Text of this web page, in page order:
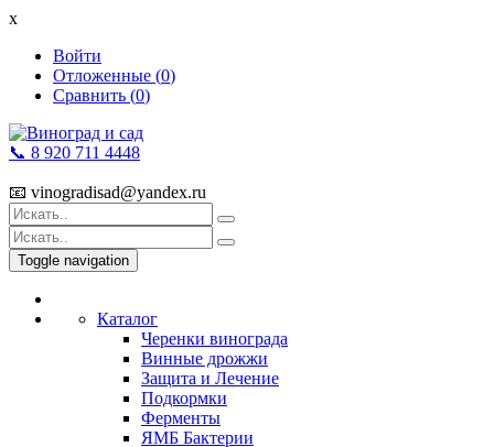
x
Войти
Отложенные (0)
Сравнить (0)
📞 8 920 711 4448
📧 vinogradisad@yandex.ru
Toggle navigation
Каталог
Черенки винограда
Винные дрожжи
Защита и Лечение
Подкормки
Ферменты
ЯМБ Бактерии